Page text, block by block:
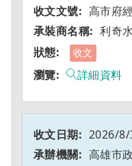
高市府
利奇
收文
詳細資料
2026/8/
高雄市